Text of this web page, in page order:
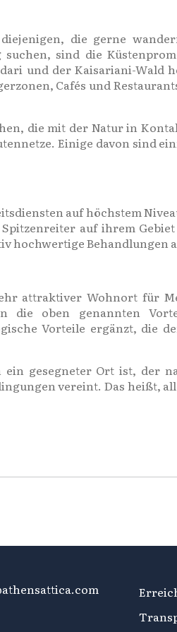
die gerne
sind die
und der Kaisariani-Wald
Cafés und
die mit der Natur in
Einige davon sind
auf höchstem
auf ihrem
hochwertige Behandlungen
attraktiver Wohnort für
die oben genannten
Vorteile ergänzt, die
gesegneter Ort ist, der
vereint. Das heißt,